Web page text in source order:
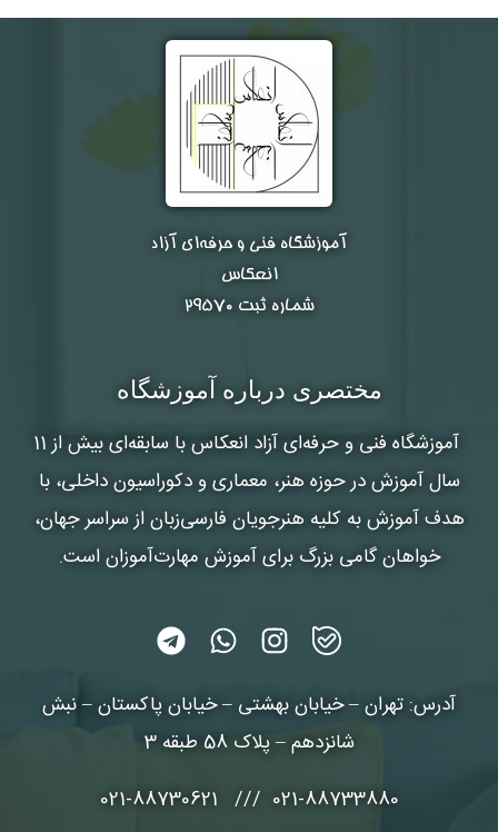
آموزشگاه فنی و حرفه‌ای آزاد
انعکاس
شماره ثبت ۲۹۵۷۰
مختصری درباره آموزشگاه
آموزشگاه فنی و حرفه‌ای آزاد انعکاس
با سابقه‌ای بیش از 11
سال آموزش در حوزه هنر، معماری و دکوراسیون داخلی، با
هدف آموزش به کلیه هنرجویان فارسی‌زبان از سراسر جهان،
خواهان گامی بزرگ برای آموزش مهارت‌آموزان است.
آدرس: تهران – خیابان بهشتی – خیابان پاکستان – نبش
شانزدهم – پلاک 58 طبقه 3
021-88733880 /// 021-88730621